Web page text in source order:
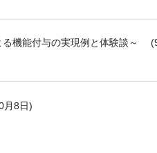
る機能付与の実現例と体験談～
月8日)